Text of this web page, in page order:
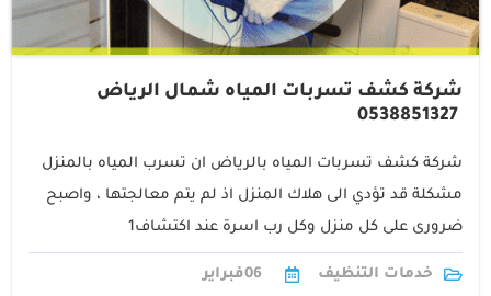
شركة كشف تسربات المياه شمال الرياض
0538851327
شركة كشف تسربات المياه بالرياض ان تسرب المياه بالمنزل
مشكلة قد تؤدي الى هلاك المنزل اذ لم يتم معالجتها ، واصبح
ضرورى على كل منزل وكل رب اسرة عند اكتشاف1
خدمات التنظيف 06فبراير